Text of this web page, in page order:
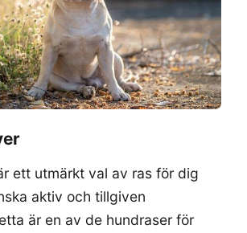
ett utmärkt val av ras för dig
aktiv och tillgiven
är en av de hundraser för